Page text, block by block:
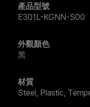
產品型號
E301L-KGNN-S00
外觀顏色
黑
材質
Steel, Plastic,